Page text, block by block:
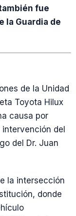
fue
la Guardia de
de la Unidad
Toyota Hilux
causa por
del
del Dr. Juan
la intersección
donde